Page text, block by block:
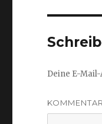
Deine E-
KOMMENTAR